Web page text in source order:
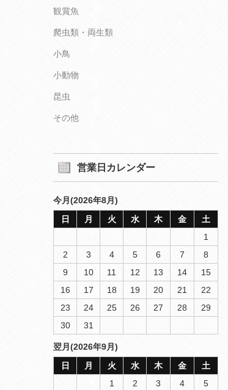
観賞魚
爬虫類・両生類
小鳥
小動物
昆虫
その他
営業日カレンダー
今月(2026年8月)
日
月 火 水 木 金
土
1
2
3 4 5 6 7
8
9
10 11 12 13 14
15
16
17 18 19 20 21
22
23
24 25 26 27 28
29
30
31
翌月(2026年9月)
日
月 火 水 木 金
土
1
2 3 4
5